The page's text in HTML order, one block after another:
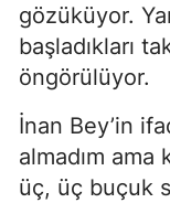
gözüküyor.
başladıkları
öngörülüyor.
İnan Bey’in
almadım
üç, üç buçuk